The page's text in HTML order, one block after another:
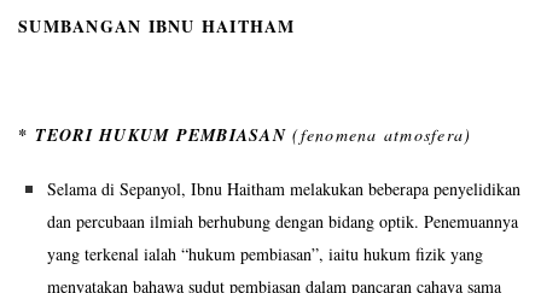
SUMBANGAN IBNU HAITHAM
* TEORI HUKUM PEMBIASAN(fenomena atmosfera)
Selama di Sepanyol, Ibnu Haitham melakukan beberapa penyelidikan
dan percubaan ilmiah berhubung dengan bidang optik. Penemuannya
yang terkenal ialah “hukum pembiasan”, iaitu hukum fizik yang
menyatakan bahawa sudut pembiasan dalam pancaran cahaya sama